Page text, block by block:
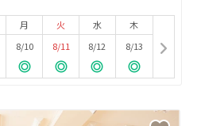
月
8/10
火
8/11
水
8/12
木
8/13